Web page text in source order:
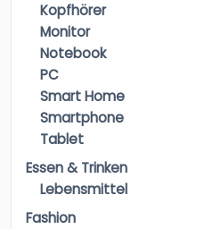
Kopfhörer
Monitor
Notebook
PC
Smart Home
Smartphone
Tablet
Essen & Trinken
Lebensmittel
Fashion